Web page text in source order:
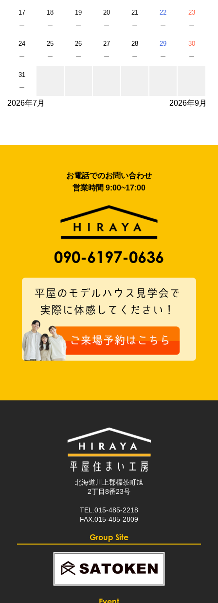
17
－
18
－
19
－
20
－
21
－
22
－
23
－
24
－
25
－
26
－
27
－
28
－
29
－
30
－
31
－
2026年7月 2026年9月
お電話でのお問い合わせ
営業時間 9:00~17:00
090-6197-0636
北海道川上郡標茶町旭
2丁目8番23号
TEL.015-485-2218
FAX.015-485-2809
Group Site